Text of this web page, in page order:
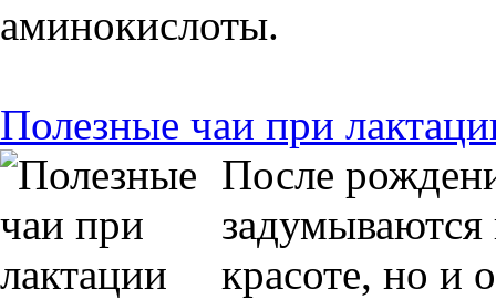
аминокислоты.
Полезные чаи при
После
задумываются
красоте, но и